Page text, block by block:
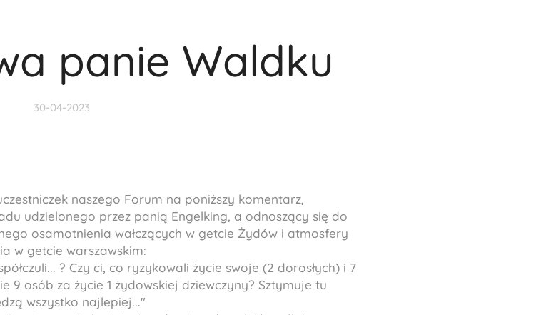
panie Waldku
30-04-2023
naszego Forum na poniższy komentarz,
udzielonego przez panią Engelking, a odnoszący się do
osamotnienia wałczących w getcie Żydów i atmosfery
w getcie warszawskim:
? Czy ci, co ryzykowali życie swoje (2 dorosłych) i 7
9 osób za życie 1 żydowskiej dziewczyny? Sztymuje tu
wszystko najlepiej..."